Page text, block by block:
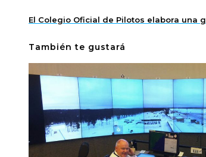
El Colegio Oficial de Pilotos elabora
También te gustará